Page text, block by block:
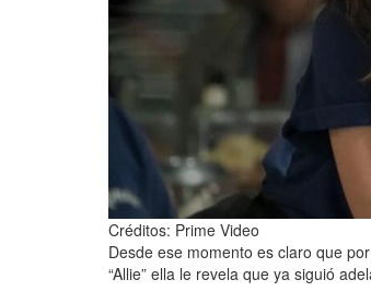
Créditos: Prime Video
Desde ese momento es claro que
“Allie” ella le revela que ya siguió